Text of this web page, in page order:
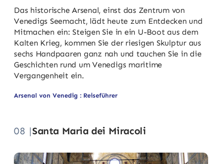
Das historische Arsenal, einst das Zentrum von
Venedigs Seemacht, lädt heute zum Entdecken und
Mitmachen ein: Steigen Sie in ein U-Boot aus dem
Kalten Krieg, kommen Sie der riesigen Skulptur aus
sechs Handpaaren ganz nah und tauchen Sie in die
Geschichten rund um Venedigs maritime
Vergangenheit ein.
Arsenal von Venedig : Reiseführer
08 |Santa Maria dei Miracoli